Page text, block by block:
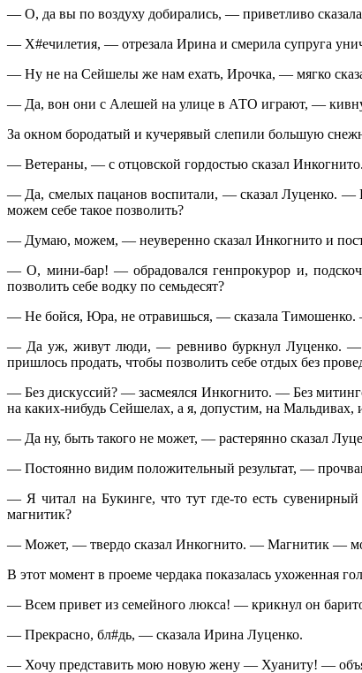
— О, да вы по воздуху добирались, — приветливо
— Х#ечилетия, — отрезала Ирина и смерила супруга
— Ну не на Сейшелы же нам ехать, Ирочка, — мягко
— Да, вон они с Алешей на улице в АТО играют, —
За окном бородатый и кучерявый слепили большую
— Ветераны, — с отцовской гордостью сказал
— Да, смелых пацанов воспитали, — сказал Луценко. —
можем себе такое позволить?
— Думаю, можем, — неуверенно сказал Инкогнито и
— О, мини-бар! — обрадовался генпрокурор и,
позволить себе водку по семьдесят?
— Не бойся, Юра, не отравишься, — сказала Тимошенко.
— Да уж, живут люди, — ревниво буркнул Луценко. —
пришлось продать, чтобы позволить себе отдых без
— Без дискуссий? — засмеялся Инкогнито. — Без
на каких-нибудь Сейшелах, а я, допустим, на
— Да ну, быть такого не может, — растерянно сказал
— Постоянно видим положительный результат, —
— Я читал на Букинге, что тут где-то есть
магнитик?
— Может, — твердо сказал Инкогнито. — Магнитик —
В этот момент в проеме чердака показалась ухоженная
— Всем привет из семейного люкса! — крикнул он
— Прекрасно, бл#дь, — сказала Ирина Луценко.
— Хочу представить мою новую жену — Хуаниту! —